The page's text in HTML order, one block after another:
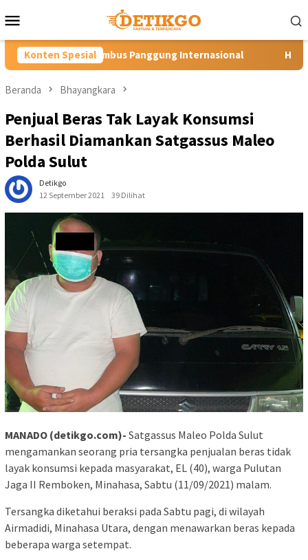
ke
Mobile
Konten Spesial
Panggung Internasional Hartini Ngadiorejo Pacu
Beranda Bhayangkara
Penjual Beras Tak Layak Konsumsi
Berhasil Diamankan Satgassus Maleo
Polda Sulut
Detikgo
12 September 2021
39 Dilihat
MANADO (detikgo.com)- Satgassus Maleo Polda Sulut
mengamankan seorang pria tersangka penjualan beras tidak
layak konsumsi kepada masyarakat, EL (40), warga Pulutan
Jaga II Remboken, Minahasa, Sabtu (11/09/2021) malam.
Tersangka diketahui beraksi pada Sabtu pagi, di wilayah
Airmadidi, Minahasa Utara, dengan menawarkan beras kepada
beberapa warga setempat.